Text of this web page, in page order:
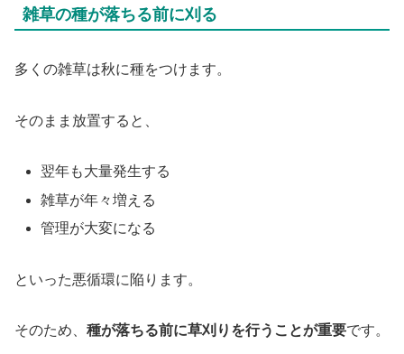
雑草の種が落ちる前に刈る
多くの雑草は秋に種をつけます。
そのまま放置すると、
翌年も大量発生する
雑草が年々増える
管理が大変になる
といった悪循環に陥ります。
そのため、 種が落ちる前に草刈りを行うことが重要です。